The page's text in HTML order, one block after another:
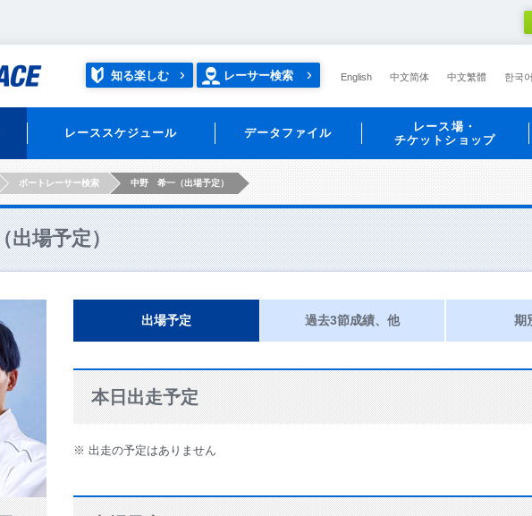
知る楽しむ レーサー検索 English 中文简体 中文繁體 한국어
レーススケジュール データファイル
レース場・
チケットショップ
ボートレーサー検索 中野 希一（出場予定）
出場予定）
出場予定 過去3節成績、他 期
本日出走予定
※ 出走の予定はありません